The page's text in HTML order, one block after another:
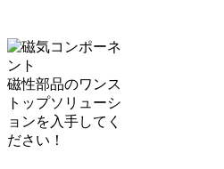
磁性部品のワンス
トップソリューシ
ョンを入手してく
ださい！